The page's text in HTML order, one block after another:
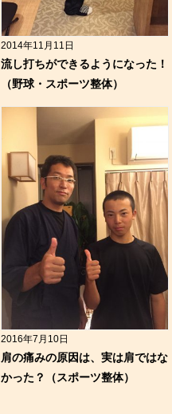
2014年11月11日
流し打ちができるようになった！
（野球・スポーツ整体）
2016年7月10日
肩の痛みの原因は、実は肩ではな
かった？（スポーツ整体）